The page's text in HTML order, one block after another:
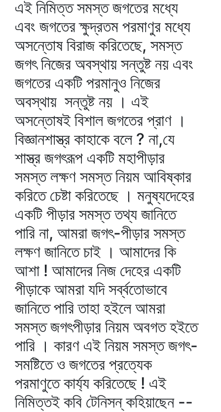
এই নিমিত্ত সমস্ত জগতের মধ্যে
এবং জগতের ক্ষুদ্রতম পরমাণুর মধ্যে
অসন্তোষ বিরাজ করিতেছে, সমস্ত
জগৎ নিজের অবস্থায় সন্তুষ্ট নয় এবং
জগতের একটি পরমানুও নিজের
অবস্থায় সন্তুষ্ট নয় । এই
অসন্তোষই বিশাল জগতের প্রাণ ।
বিজ্ঞানশাস্ত্র কাহাকে বলে ? না,যে
শাস্ত্র জগৎরূপ একটি মহাপীড়ার
সমস্ত লক্ষণ সমস্ত নিয়ম আবিষ্কার
করিতে চেষ্টা করিতেছে । মনুষ্যদেহের
একটি পীড়ার সমস্ত তথ্য জানিতে
পারি না, আমরা জগৎ-পীড়ার সমস্ত
লক্ষণ জানিতে চাই । আমাদের কি
আশা ! আমাদের নিজ দেহের একটি
পীড়াকে আমরা যদি সর্ব্বতোভাবে
জানিতে পারি তাহা হইলে আমরা
সমস্ত জগৎপীড়ার নিয়ম অবগত হইতে
পারি । কারণ এই নিয়ম সমস্ত জগৎ-
সমষ্টিতে ও জগতের প্রত্যেক
পরমাণুতে কার্য্য করিতেছে ! এই
নিমিত্তই কবি টেনিসন্‌ কহিয়াছেন --